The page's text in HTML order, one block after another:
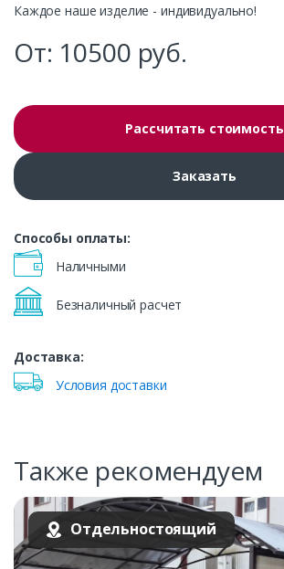
Каждое наше изделие - индивидуально!
От: 10500 руб.
Рассчитать стоимость
Заказать
Способы оплаты:
Наличными
Безналичный расчет
Доставка:
Условия доставки
Также рекомендуем
Отдельностоящий